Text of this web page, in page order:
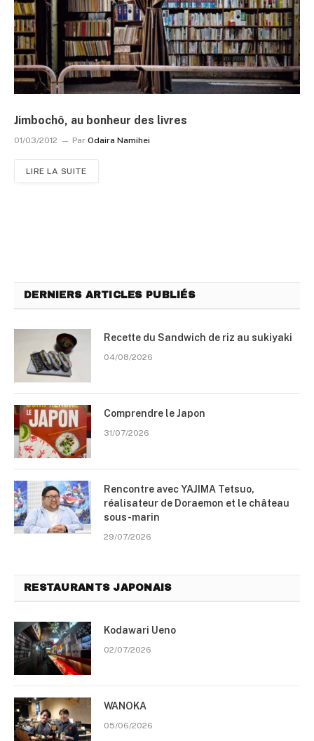
Jimbochô, au bonheur des livres
01/03/2012 Par Odaira Namihei
LIRE LA SUITE
DERNIERS ARTICLES PUBLIÉS
Recette du Sandwich de riz au sukiyaki
04/08/2026
Comprendre le Japon
31/07/2026
Rencontre avec YAJIMA Tetsuo,
réalisateur de Doraemon et le château
sous-marin
29/07/2026
RESTAURANTS JAPONAIS
Kodawari Ueno
02/07/2026
WANOKA
05/06/2026